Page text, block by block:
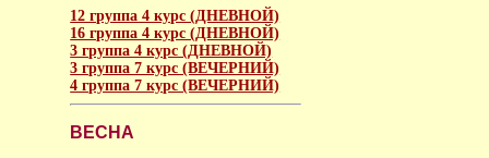
12 группа 4 курс (ДНЕВНОЙ)
16 группа 4 курс (ДНЕВНОЙ)
3 группа 4 курс (ДНЕВНОЙ)
3 группа 7 курс (ВЕЧЕРНИЙ)
4 группа 7 курс (ВЕЧЕРНИЙ)
ВЕСНА